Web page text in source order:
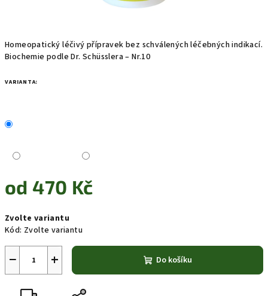
Homeopatický léčivý přípravek bez schválených léčebných indikací.
Biochemie podle Dr. Schüsslera – Nr.10
VARIANTA:
od470 Kč
cena:
Zvolte variantu
Kód: Zvolte variantu
+
− Do košíku